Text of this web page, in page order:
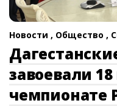
Новости , Общество ,
завоевали
чемпионате